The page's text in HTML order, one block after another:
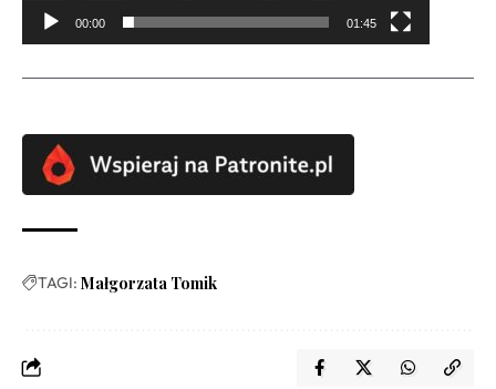
00:00 01:45
TAGI: Małgorzata Tomik